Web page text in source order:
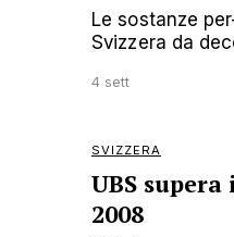
Le sostanze
Svizzera da
4 sett
SVIZZERA
UBS
2008